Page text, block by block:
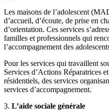
Les maisons de l’adolescent
d’accueil, d’écoute, de prise en
d’orientation. Ces services
familles et professionnels qui
l’accompagnement des
Pour les services qui travaillent
Services d’Actions Réparatrices
résidentiels, des services
services d’accompagnement.
3. L’aide sociale générale